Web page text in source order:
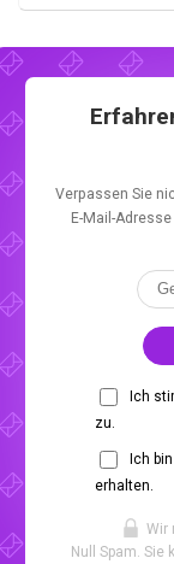
Verpassen Sie
E-Mail-
Ich
zu.
Ich
erhalten.
Wir
Null Spam.